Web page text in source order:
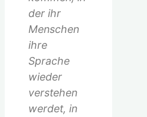
der ihr
Menschen
ihre
Sprache
wieder
verstehen
werdet, in